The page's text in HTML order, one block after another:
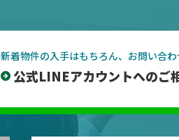
新着物件の入手はもちろん、お問い合
公式LINEアカウントへのご